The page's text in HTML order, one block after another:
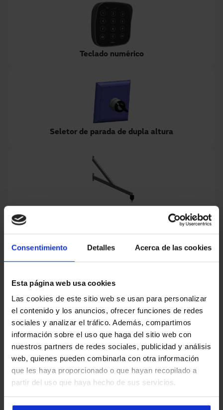
Consentimiento Detalles Acerca de las cookies
Esta página web usa cookies
Las cookies de este sitio web se usan para personalizar
el contenido y los anuncios, ofrecer funciones de redes
sociales y analizar el tráfico. Además, compartimos
información sobre el uso que haga del sitio web con
nuestros partners de redes sociales, publicidad y análisis
web, quienes pueden combinarla con otra información
que les haya proporcionado o que hayan recopilado a
partir del uso que haya hecho de sus servicios.
Teclado numérico
Seletor de parada de dupla altura
Sensor laser / puxador óptico